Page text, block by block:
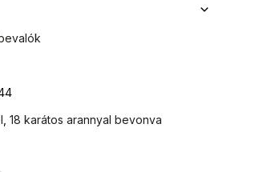
,18 karátos arannyal bevonva